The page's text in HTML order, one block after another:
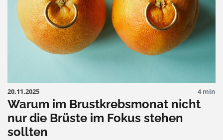
20.11.2025 4 min
Warum im Brustkrebsmonat nicht
nur die Brüste im Fokus stehen
sollten